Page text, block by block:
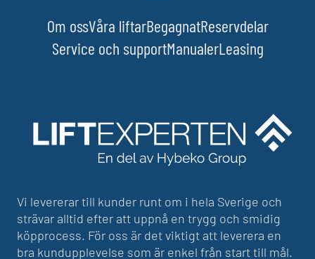
Om ossVåra liftarBegagnatReservdelar
Service och supportManualerLeasing
Vi levererar till kunder runt om i hela Sverige och
strävar alltid efter att uppnå en trygg och smidig
köpprocess. För oss är det viktigt att leverera en
bra kundupplevelse som är enkel från start till mål.